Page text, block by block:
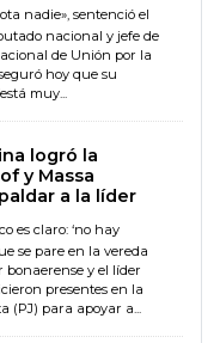
nadie», sentenció el
nacional y jefe de
de Unión por la
hoy que su
muy...
logró la
y Massa
a la líder
es claro: ‘no hay
se pare en la vereda
bonaerense y el líder
presentes en la
(PJ) para apoyar a...